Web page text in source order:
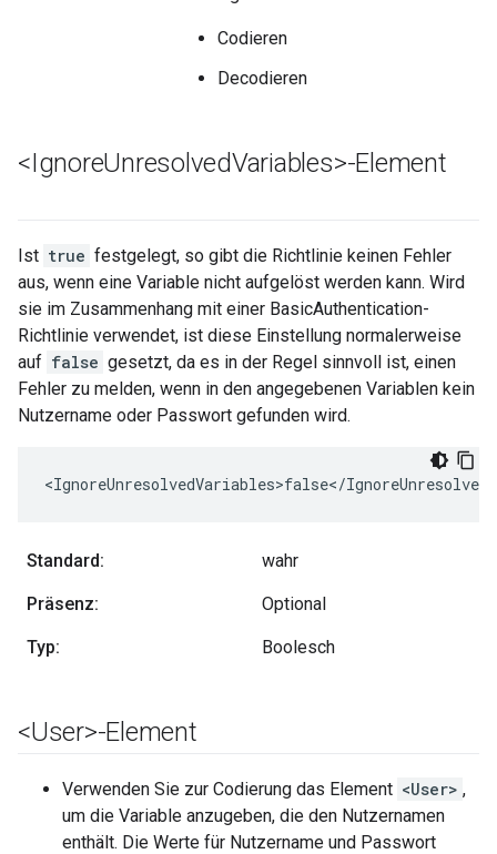
Codieren
Decodieren
<IgnoreUnresolvedVariables>-Element
Ist true festgelegt, so gibt die Richtlinie keinen Fehler
aus, wenn eine Variable nicht aufgelöst werden kann. Wird
sie im Zusammenhang mit einer BasicAuthentication-
Richtlinie verwendet, ist diese Einstellung normalerweise
auf false gesetzt, da es in der Regel sinnvoll ist, einen
Fehler zu melden, wenn in den angegebenen Variablen kein
Nutzername oder Passwort gefunden wird.
<IgnoreUnresolvedVariables>false</
Standard: wahr
Präsenz: Optional
Typ: Boolesch
<User>-Element
Verwenden Sie zur Codierung das Element <User> ,
um die Variable anzugeben, die den Nutzernamen
enthält. Die Werte für Nutzername und Passwort